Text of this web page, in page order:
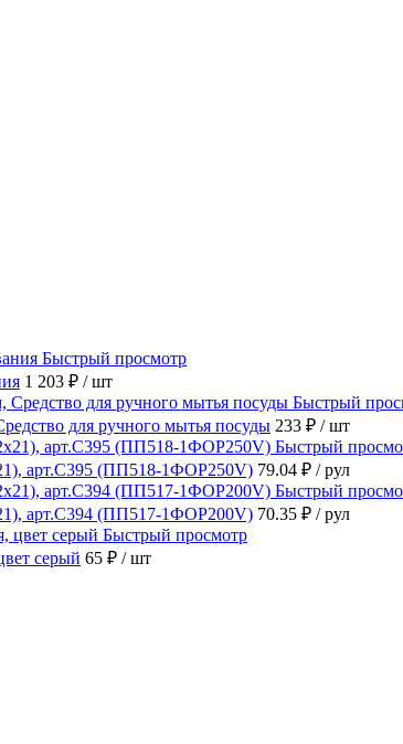
Быстрый просмотр
1 203 ₽ / шт
Быстрый
для ручного мытья посуды 233 ₽ / шт
Быстрый
арт.С395 (ПП518-1ФОР250V) 79.04 ₽ / рул
Быстрый
арт.С394 (ПП517-1ФОР200V) 70.35 ₽ / рул
Быстрый просмотр
серый 65 ₽ / шт